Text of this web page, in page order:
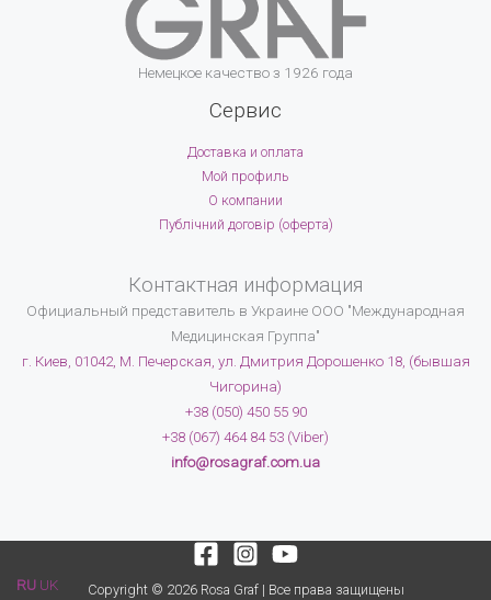
Немецкое качество з 1926 года
Сервис
Доставка и оплата
Мой профиль
О компании
Публічний договір (оферта)
Контактная информация
Официальный представитель в Украине ООО "Международная
Медицинская Группа"
г. Киев, 01042, М. Печерская, ул. Дмитрия Дорошенко 18, (бывшая
Чигорина)
+38 (050) 450 55 90
+38 (067) 464 84 53 (Viber)
info@rosagraf.com.ua
Copyright © 2026 Rosa Graf | Все права защищены
RU UK